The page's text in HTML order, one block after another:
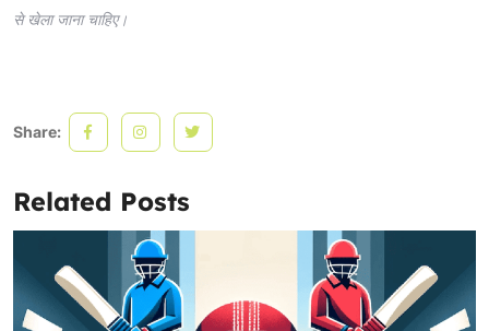
से खेला जाना चाहिए।
Share:
Related Posts